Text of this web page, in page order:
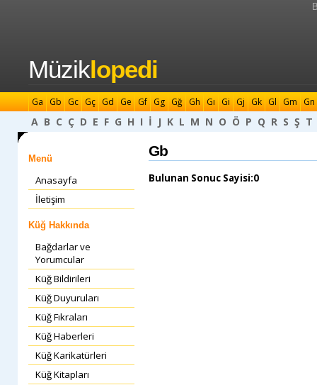
Müziklopedi
Ga Gb Gc Gç Gd Ge Gf Gg Gğ Gh Gı Gi Gj Gk Gl Gm Gn
A B C Ç D E F G H I İ J K L M N O Ö P Q R S Ş T
Menü
Anasayfa
İletişim
Küğ Hakkında
Bağdarlar ve
Yorumcular
Küğ Bildirileri
Küğ Duyuruları
Küğ Fıkraları
Küğ Haberleri
Küğ Karikatürleri
Küğ Kitapları
Gb
Bulunan Sonuc Sayisi:0